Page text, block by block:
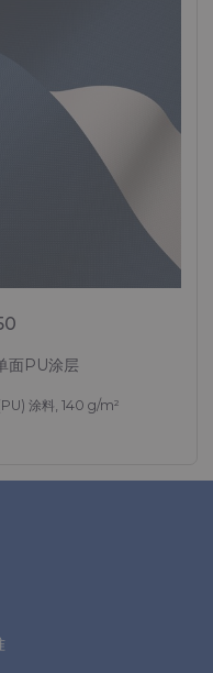
面PU涂层
涂料, 140 g/m²